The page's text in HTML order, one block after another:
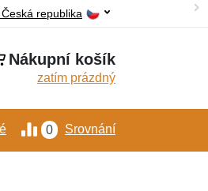
Česká republika
Nákupní košík
zatím prázdný
0 Srovnání